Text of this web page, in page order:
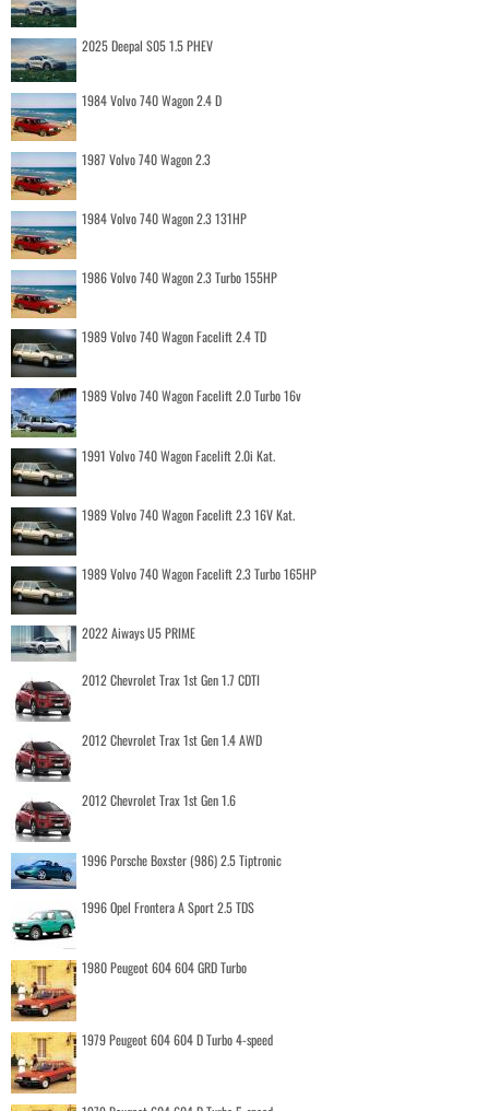
2025 Deepal S05 1.5 PHEV
1984 Volvo 740 Wagon 2.4 D
1987 Volvo 740 Wagon 2.3
1984 Volvo 740 Wagon 2.3 131HP
1986 Volvo 740 Wagon 2.3 Turbo 155HP
1989 Volvo 740 Wagon Facelift 2.4 TD
1989 Volvo 740 Wagon Facelift 2.0 Turbo 16v
1991 Volvo 740 Wagon Facelift 2.0i Kat.
1989 Volvo 740 Wagon Facelift 2.3 16V Kat.
1989 Volvo 740 Wagon Facelift 2.3 Turbo 165HP
2022 Aiways U5 PRIME
2012 Chevrolet Trax 1st Gen 1.7 CDTI
2012 Chevrolet Trax 1st Gen 1.4 AWD
2012 Chevrolet Trax 1st Gen 1.6
1996 Porsche Boxster (986) 2.5 Tiptronic
1996 Opel Frontera A Sport 2.5 TDS
1980 Peugeot 604 604 GRD Turbo
1979 Peugeot 604 604 D Turbo 4-speed